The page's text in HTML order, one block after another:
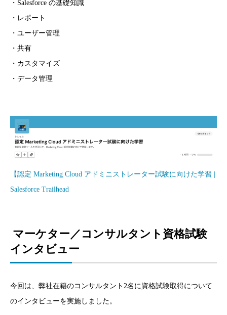
・Salesforce の基礎知識
・レポート
・ユーザー管理
・共有
・カスタマイズ
・データ管理
【認定 Marketing Cloud アドミニストレーター試験に向けた学習 |
Salesforce Trailhead
マーケター／コンサルタント資格試験
インタビュー
今回は、弊社在籍のコンサルタント2名に資格試験取得について
のインタビューを実施しました。